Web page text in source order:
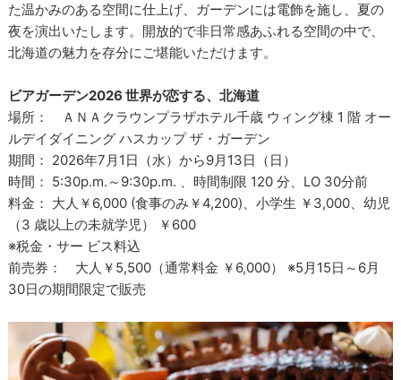
た温かみのある空間に仕上げ、ガーデンには電飾を施し、夏の
夜を演出いたします。開放的で非日常感あふれる空間の中で、
北海道の魅力を存分にご堪能いただけます。
ビアガーデン2026 世界が恋する、北海道
場所： ＡＮＡクラウンプラザホテル千歳 ウィング棟 1 階 オー
ルデイダイニング ハスカップ ザ・ガーデン
期間： 2026年7月1日（水）から9月13日（日）
時間： 5:30p.m.～9:30p.m. 、時間制限 120 分、LO 30分前
料金： 大人￥6,000 (食事のみ￥4,200)、小学生 ￥3,000、幼児
（3 歳以上の未就学児） ￥600
※税金・サー ビス料込
前売券： 大人￥5,500（通常料金 ￥6,000） ※5月15日～6月
30日の期間限定で販売